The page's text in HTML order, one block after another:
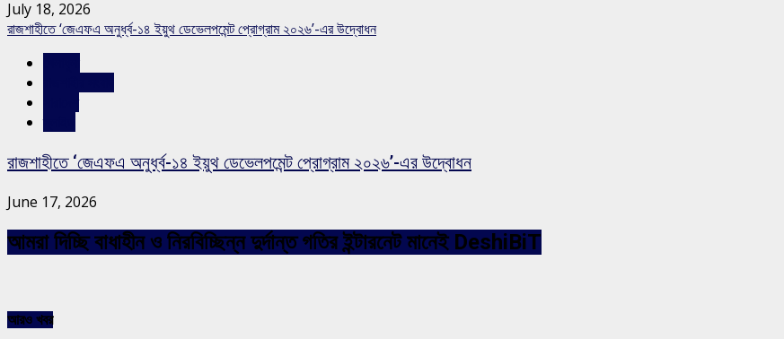
July 18, 2026
রাজশাহীতে ‘জেএফএ অনুর্ধ্ব-১৪ ইয়ুথ ডেভেলপমেন্ট প্রোগ্রাম ২০২৬’-এর উদ্বোধন
রাজশাহীতে ‘জেএফএ অনুর্ধ্ব-১৪ ইয়ুথ ডেভেলপমেন্ট প্রোগ্রাম ২০২৬’-এর উদ্বোধন
June 17, 2026
আমরা দিচ্ছি বাধাহীন ও নিরবিচ্ছিন্ন দুর্দান্ত গতির ইন্টারনেট মানেই DeshiBiT
আরও খবর